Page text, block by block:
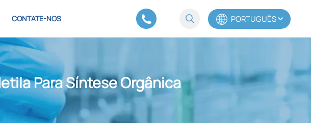
CONTATE-NOS PORTUGUÊS
Español
Para Síntese Orgânica